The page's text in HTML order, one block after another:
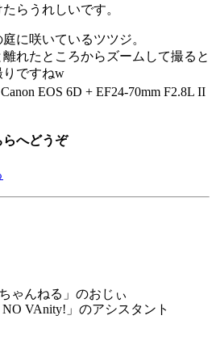
らうれしいです。
に咲いているツツジ。
れたところからズームして撮ると
ですねw
EOS 6D + EF24-70mm F2.8L II
へどうぞ
ゃんねる」のおじぃ
NO VAnity!」のアシスタント